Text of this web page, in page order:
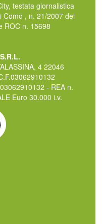
testata giornalistica
Como , n. 21/2007 del
ROC n. 15698
4 22046
- REA n.
Euro 30.000 i.v.